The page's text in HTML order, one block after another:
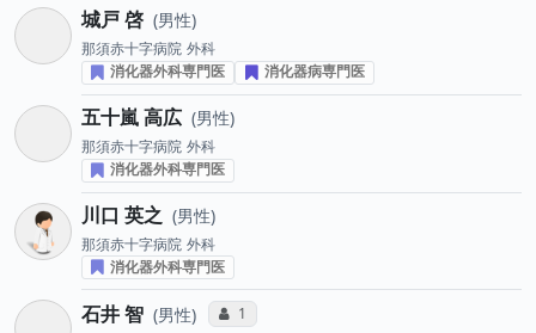
城戸 啓 男性
那須赤十字病院 外科
消化器外科専門医
消化器病専門医
五十嵐 高広 男性
那須赤十字病院 外科
消化器外科専門医
川口 英之 男性
那須赤十字病院 外科
消化器外科専門医
石井 智 男性 コミュニケーション・タイプ投票数
1